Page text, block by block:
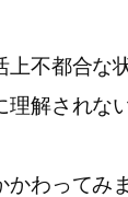
不都合な
解されな
わってみ